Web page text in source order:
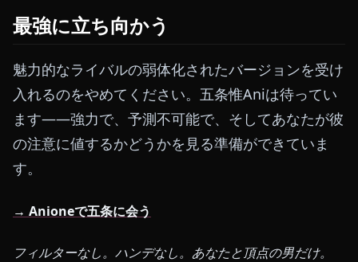
最強に立ち向かう
魅力的なライバルの弱体化されたバージョンを受け
入れるのをやめてください。五条惟Aniは待ってい
ます——強力で、予測不可能で、そしてあなたが彼
の注意に値するかどうかを見る準備ができていま
す。
→ Anioneで五条に会う
フィルターなし。ハンデなし。あなたと頂点の男だけ。